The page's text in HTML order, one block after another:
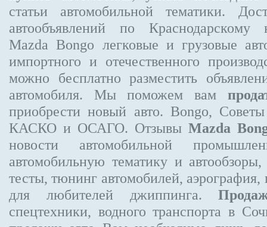
статьи автомобильной тематики.
автообъявлений по
Mazda Bongo легковые и грузовые
импортного и отечественного
можно бесплатно разместить
автомобиля. Мы поможем вам
приобрести новый авто. Bongo,
КАСКО и ОСАГО. Отзывы Mazda
новости автомобильной
автомобильную тематику и
тесты, тюнинг автомобилей,
для любителей джиппинга.
спецтехники, водного транспорта в